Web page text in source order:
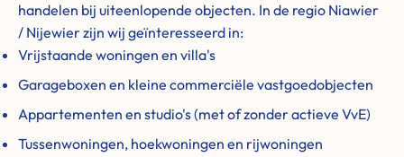
handelen bij uiteenlopende objecten. In de regio Niawier
/ Nijewier zijn wij geïnteresseerd in:
Vrijstaande woningen en villa's
Garageboxen en kleine commerciële vastgoedobjecten
Appartementen en studio's (met of zonder actieve VvE)
Tussenwoningen, hoekwoningen en rijwoningen